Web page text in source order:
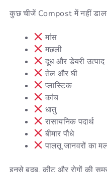
कुछ चीजें Compost में नहीं
मांस
मछली
दूध और डेयरी उत्पाद
तेल और घी
प्लास्टिक
कांच
धातु
रासायनिक पदार्थ
बीमार पौधे
पालतू जानवरों का